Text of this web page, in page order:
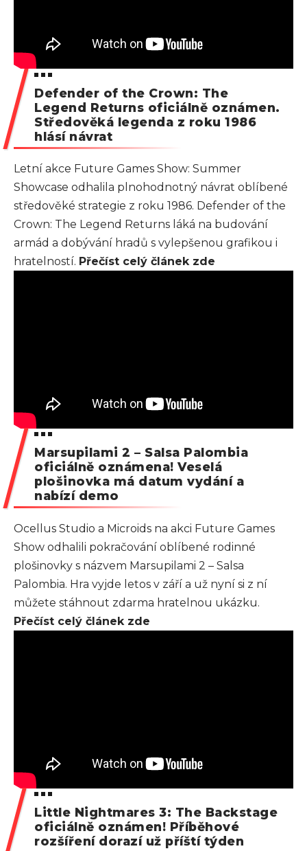
Defender of the Crown: The
Legend Returns oficiálně oznámen.
Středověká legenda z roku 1986
hlásí návrat
Letní akce Future Games Show: Summer
Showcase odhalila plnohodnotný návrat oblíbené
středověké strategie z roku 1986. Defender of the
Crown: The Legend Returns láká na budování
armád a dobývání hradů s vylepšenou grafikou i
hratelností. Přečíst celý článek zde
Marsupilami 2 – Salsa Palombia
oficiálně oznámena! Veselá
plošinovka má datum vydání a
nabízí demo
Ocellus Studio a Microids na akci Future Games
Show odhalili pokračování oblíbené rodinné
plošinovky s názvem Marsupilami 2 – Salsa
Palombia. Hra vyjde letos v září a už nyní si z ní
můžete stáhnout zdarma hratelnou ukázku.
Přečíst celý článek zde
Little Nightmares 3: The Backstage
oficiálně oznámen! Příběhové
rozšíření dorazí už příští týden